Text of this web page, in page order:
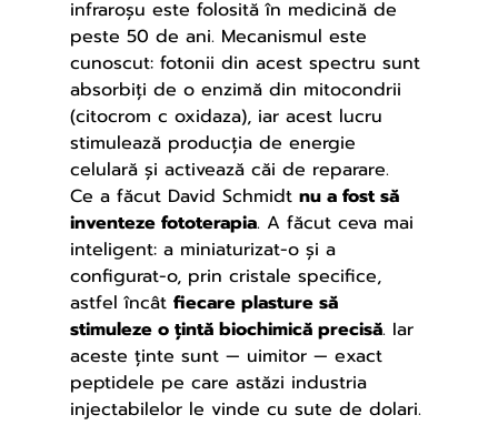
infraroșu este folosită în medicină de
peste 50 de ani. Mecanismul este
cunoscut: fotonii din acest spectru sunt
absorbiți de o enzimă din mitocondrii
(citocrom c oxidaza), iar acest lucru
stimulează producția de energie
celulară și activează căi de reparare.
Ce a făcut David Schmidt nu a fost să
inventeze fototerapia. A făcut ceva mai
inteligent: a miniaturizat-o și a
configurat-o, prin cristale specifice,
astfel încât fiecare plasture să
stimuleze o țintă biochimică precisă. Iar
aceste ținte sunt — uimitor — exact
peptidele pe care astăzi industria
injectabilelor le vinde cu sute de dolari.